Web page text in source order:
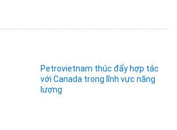
Petrovietnam thúc đẩy hợp tác
với Canada trong lĩnh vực năng
lượng